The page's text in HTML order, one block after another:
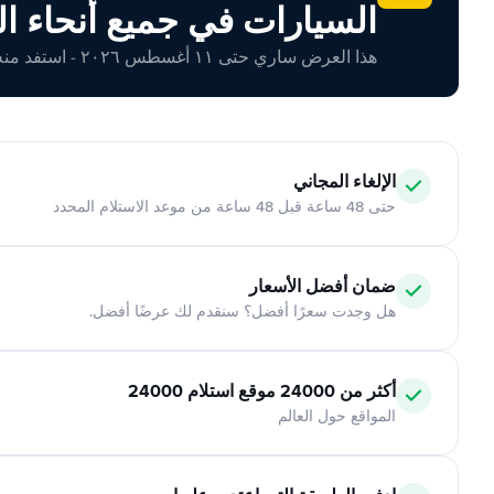
السيارات في جميع أنحاء
هذا العرض ساري حتى ١١ أغسطس ٢٠٢٦ - استفد منه اليوم!
الإلغاء المجاني
حتى 48 ساعة قبل 48 ساعة من موعد الاستلام المحدد
ضمان أفضل الأسعار
هل وجدت سعرًا أفضل؟ سنقدم لك عرضًا أفضل.
أكثر من 24000 موقع استلام 24000
المواقع حول العالم